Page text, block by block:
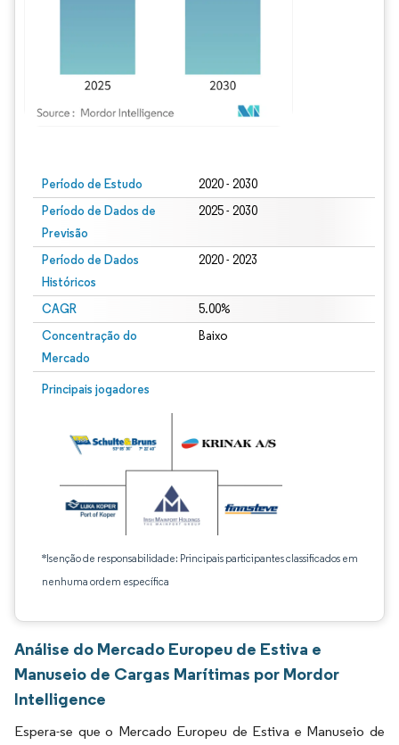
Período de Estudo 2020 - 2030
Período de Dados de
Previsão
2025 - 2030
Período de Dados
Históricos
2020 - 2023
CAGR 5.00%
Concentração do
Mercado
Baixo
Principais jogadores
*Isenção de responsabilidade: Principais participantes classificados em
nenhuma ordem específica
Análise do Mercado Europeu de Estiva e
Manuseio de Cargas Marítimas por Mordor
Intelligence
Espera-se que o Mercado Europeu de Estiva e Manuseio de